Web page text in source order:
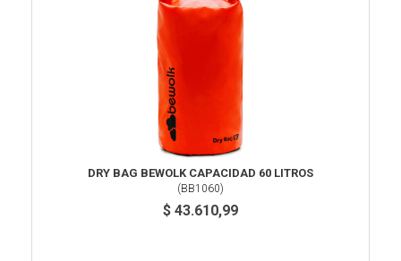
DRY BAG BEWOLK CAPACIDAD 60 LITROS
(BB1060)
$ 43.610,99